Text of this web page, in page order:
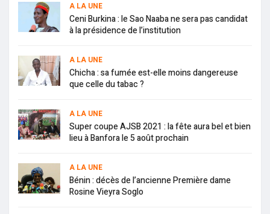
A LA UNE
Ceni Burkina : le Sao Naaba ne sera pas candidat
à la présidence de l’institution
A LA UNE
Chicha : sa fumée est-elle moins dangereuse
que celle du tabac ?
A LA UNE
Super coupe AJSB 2021 : la fête aura bel et bien
lieu à Banfora le 5 août prochain
A LA UNE
Bénin : décès de l’ancienne Première dame
Rosine Vieyra Soglo